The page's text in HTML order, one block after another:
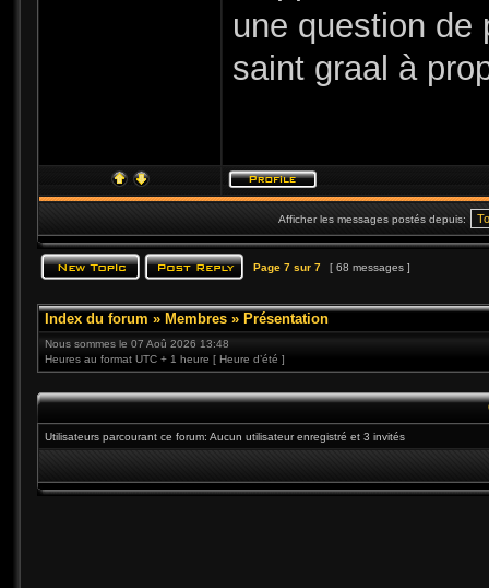
une question de
saint graal à
Afficher les messages postés depuis:
Page 7 sur 7 [ 68 messages ]
Index du forum » Membres » Présentation
Nous sommes le 07 Aoû 2026 13:48
Heures au format UTC + 1 heure [ Heure d’été ]
Utilisateurs parcourant ce forum: Aucun utilisateur enregistré et 3 invités